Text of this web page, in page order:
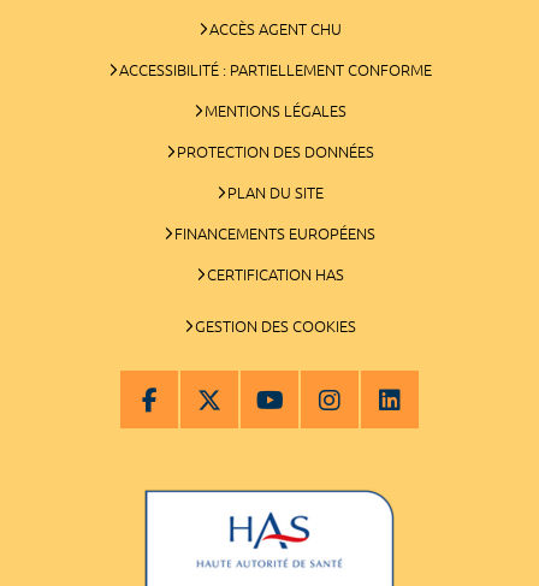
ACCÈS AGENT CHU
ACCESSIBILITÉ : PARTIELLEMENT CONFORME
MENTIONS LÉGALES
PROTECTION DES DONNÉES
PLAN DU SITE
FINANCEMENTS EUROPÉENS
CERTIFICATION HAS
GESTION DES COOKIES